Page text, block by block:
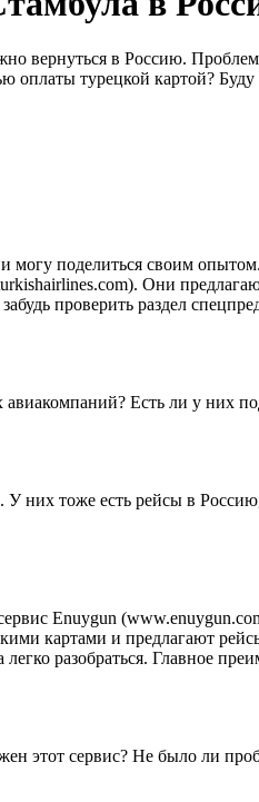
вернуться в Россию.
оплаты турецкой картой?
поделиться своим
Они
проверить раздел
авиакомпаний? Есть ли у них
У них тоже есть рейсы в
Enuygun
картами и предлагают
разобраться. Главное
этот сервис? Не было ли